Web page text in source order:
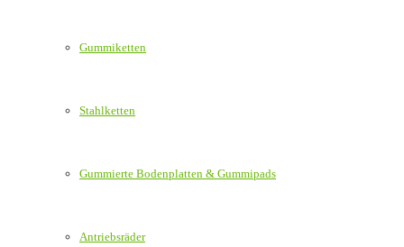
Gummiketten
Stahlketten
Gummierte Bodenplatten & Gummipads
Antriebsräder